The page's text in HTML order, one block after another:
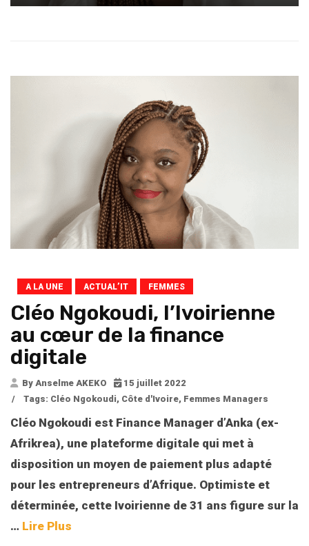
A LA UNE ACTUAL’IT FEMMES
Cléo Ngokoudi, l’Ivoirienne
au cœur de la finance
digitale
By Anselme AKEKO
15 juillet 2022
/
Tags: Cléo Ngokoudi, Côte d'Ivoire, Femmes Managers
Cléo Ngokoudi est Finance Manager d’Anka (ex-
Afrikrea), une plateforme digitale qui met à
disposition un moyen de paiement plus adapté
pour les entrepreneurs d’Afrique. Optimiste et
déterminée, cette Ivoirienne de 31 ans figure sur la
… Lire Plus